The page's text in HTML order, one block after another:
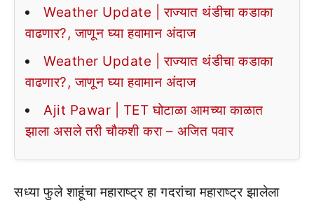
Weather Update | राज्यात थंडीचा कडाका
वाढणार?, जाणून घ्या हवामान अंदाज
Weather Update | राज्यात थंडीचा कडाका
वाढणार?, जाणून घ्या हवामान अंदाज
Ajit Pawar | TET घोटाळा आमच्या काळात
झाला असले तरी चौकशी करा – अजित पवार
सध्या फुले शाहूंचा महाराष्ट्र हा गदरांचा महाराष्ट्र झालेला